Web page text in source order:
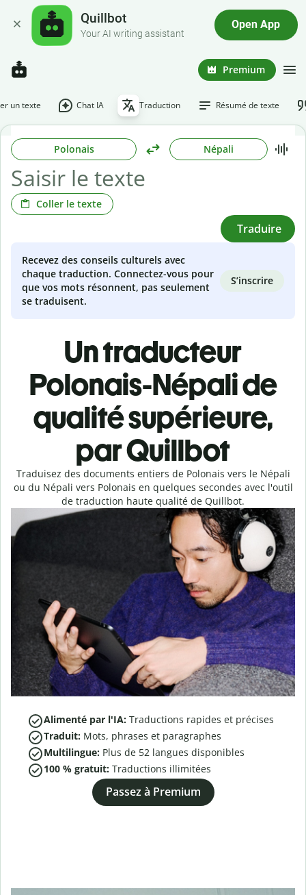
Quillbot
Your AI writing assistant
Open App
Premium
un texte Chat IA Traduction Résumé de texte
Polonais Népali
Coller le texte
Traduire
Recevez des conseils culturels avec
chaque traduction. Connectez-vous pour
que vos mots résonnent, pas seulement
se traduisent.
S’inscrire
Un traducteur
Polonais-Népali de
qualité supérieure,
par Quillbot
Traduisez des documents entiers de Polonais vers le Népali
ou du Népali vers Polonais en quelques secondes avec l'outil
de traduction haute qualité de Quillbot.
Alimenté par l'IA: Traductions rapides et précises
Traduit: Mots, phrases et paragraphes
Multilingue: Plus de 52 langues disponibles
100 % gratuit: Traductions illimitées
Passez à Premium